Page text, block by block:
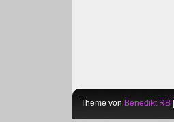
Theme von Benedikt RB